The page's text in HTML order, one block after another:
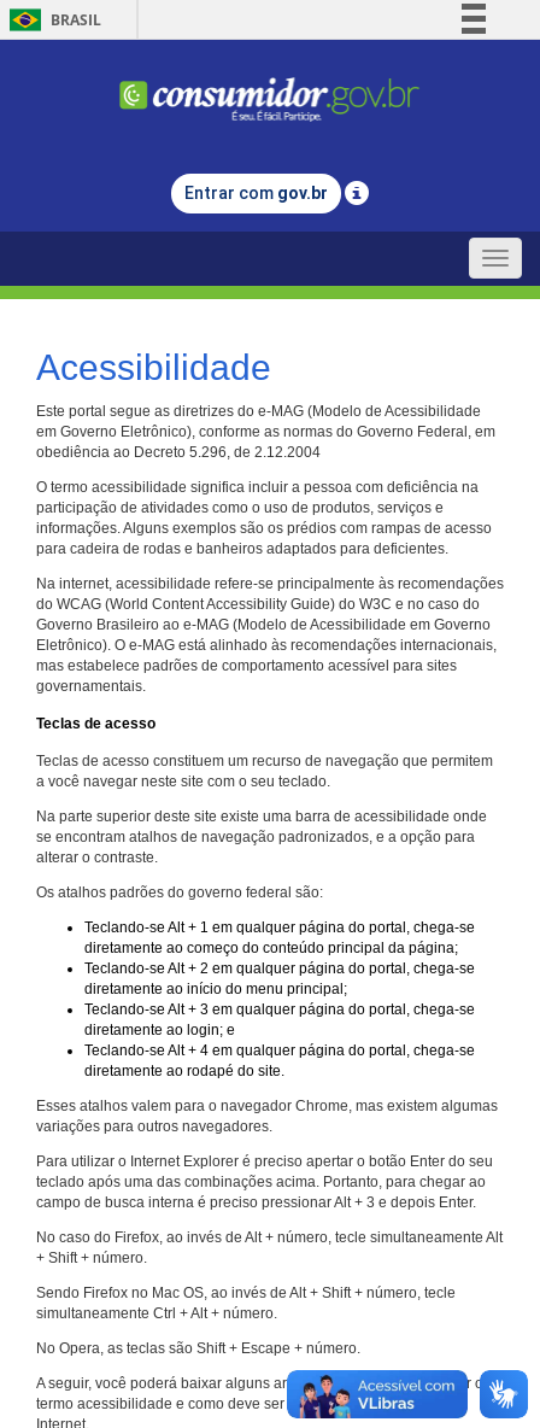
BRASIL
Comunica BR
Legislação
Entrar com gov.br
Toggle
Acessibilidade
Este portal segue as diretrizes do e-MAG (Modelo de Acessibilidade
em Governo Eletrônico), conforme as normas do Governo Federal, em
obediência ao Decreto 5.296, de 2.12.2004
O termo acessibilidade significa incluir a pessoa com deficiência na
participação de atividades como o uso de produtos, serviços e
informações. Alguns exemplos são os prédios com rampas de acesso
para cadeira de rodas e banheiros adaptados para deficientes.
Na internet, acessibilidade refere-se principalmente às recomendações
do WCAG (World Content Accessibility Guide) do W3C e no caso do
Governo Brasileiro ao e-MAG (Modelo de Acessibilidade em Governo
Eletrônico). O e-MAG está alinhado às recomendações internacionais,
mas estabelece padrões de comportamento acessível para sites
governamentais.
Teclas de acesso
Teclas de acesso constituem um recurso de navegação que permitem
a você navegar neste site com o seu teclado.
Na parte superior deste site existe uma barra de acessibilidade onde
se encontram atalhos de navegação padronizados, e a opção para
alterar o contraste.
Os atalhos padrões do governo federal são:
Teclando-se Alt + 1 em qualquer página do portal, chega-se
diretamente ao começo do conteúdo principal da página;
Teclando-se Alt + 2 em qualquer página do portal, chega-se
diretamente ao início do menu principal;
Teclando-se Alt + 3 em qualquer página do portal, chega-se
diretamente ao login; e
Teclando-se Alt + 4 em qualquer página do portal, chega-se
diretamente ao rodapé do site.
Esses atalhos valem para o navegador Chrome, mas existem algumas
variações para outros navegadores.
Para utilizar o Internet Explorer é preciso apertar o botão Enter do seu
teclado após uma das combinações acima. Portanto, para chegar ao
campo de busca interna é preciso pressionar Alt + 3 e depois Enter.
No caso do Firefox, ao invés de Alt + número, tecle simultaneamente Alt
+ Shift + número.
Sendo Firefox no Mac OS, ao invés de Alt + Shift + número, tecle
simultaneamente Ctrl + Alt + número.
No Opera, as teclas são Shift + Escape + número.
A seguir, você poderá baixar alguns arquivos que explicam melhor o
termo acessibilidade e como deve ser implementado nos sites da